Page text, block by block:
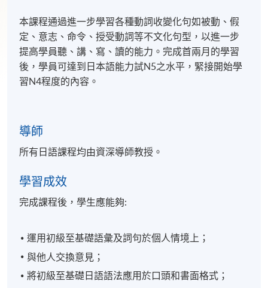
本課程通過進一步學習各種動詞收變化句如被動、假
定、意志、命令、授受動詞等不文化句型，以進一步
提高學員聽、講、寫、讀的能力。完成首兩月的學習
後，學員可達到日本語能力試N5之水平，緊接開始學
習N4程度的內容。
導師
所有日語課程均由資深導師教授。
學習成效
完成課程後，學生應能夠:
運用初級至基礎語彙及詞句於個人情境上；
與他人交換意見；
將初級至基礎日語語法應用於口頭和書面格式；